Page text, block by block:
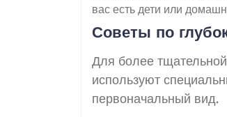
вас есть дети или
Советы по
Для более
используют
первоначальный вид.